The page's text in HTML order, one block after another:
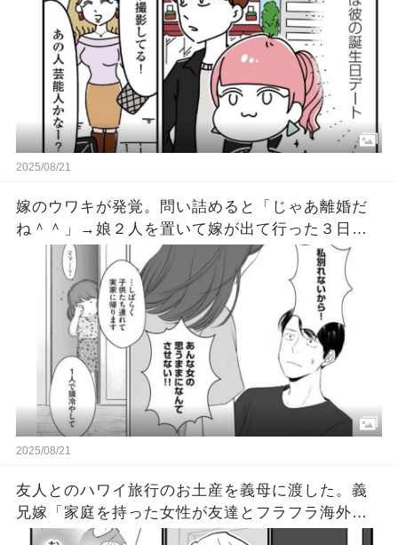
2025/08/21
嫁のウワキが発覚。問い詰めると「じゃあ離婚だ
ね＾＾」→娘２人を置いて嫁が出て行った３日後
に離婚届が送られてきて「慰謝料振り込んだよ」
との連絡が。それから数年が経ちある日…
2025/08/21
友人とのハワイ旅行のお土産を義母に渡した。義
兄嫁「家庭を持った女性が友達とフラフラ海外旅
行なんて神経疑うｗ」私「夫からのプレゼントで